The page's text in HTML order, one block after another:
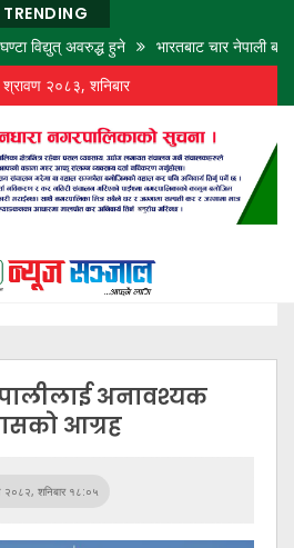
TRENDING
अवरुद्ध हुने
भारतबाट चार नेपाली
२०८३, शनिबार
अनावश्यक
आग्रह
२०८२, शनिबार १८:०५